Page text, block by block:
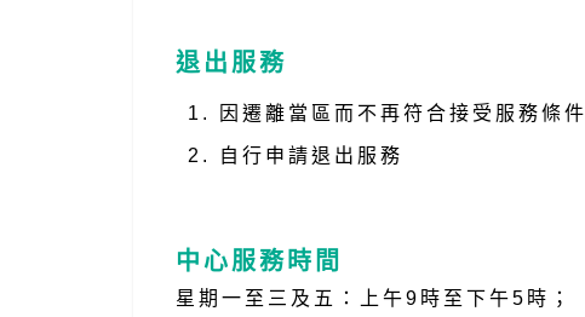
退出服務
因遷離當區而不再符合接受服務條件
自行申請退出服務
中心服務時間
星期一至三及五：上午9時至下午5時；